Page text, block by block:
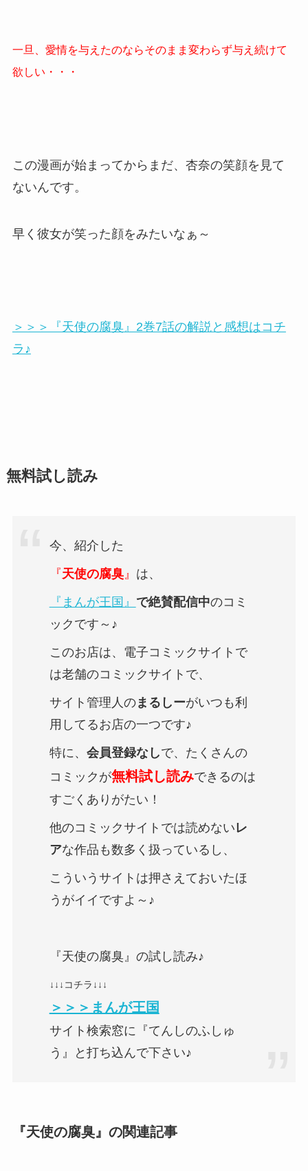
一旦、愛情を与えたのならそのまま変わらず与え続けて
欲しい・・・
この漫画が始まってからまだ、杏奈の笑顔を見て
ないんです。
早く彼女が笑った顔をみたいなぁ～
＞＞＞『天使の腐臭』2巻7話の解説と感想はコチ
ラ♪
無料試し読み
今、紹介した
『天使の腐臭』 は、
『まんが王国』 で絶賛配信中のコミ
ックです～♪
このお店は、電子コミックサイトで
は老舗のコミックサイトで、
サイト管理人のまるしーがいつも利
用してるお店の一つです♪
特に、 会員登録なしで、たくさんの
コミックが無料試し読みできるのは
すごくありがたい！
他のコミックサイトでは読めないレ
アな作品も数多く扱っているし、
こういうサイトは押さえておいたほ
うがイイですよ～♪
『天使の腐臭』の試し読み♪
↓↓↓コチラ↓↓↓
＞＞＞まんが王国
サイト検索窓に『てんしのふしゅ
う』と打ち込んで下さい♪
『天使の腐臭』の関連記事